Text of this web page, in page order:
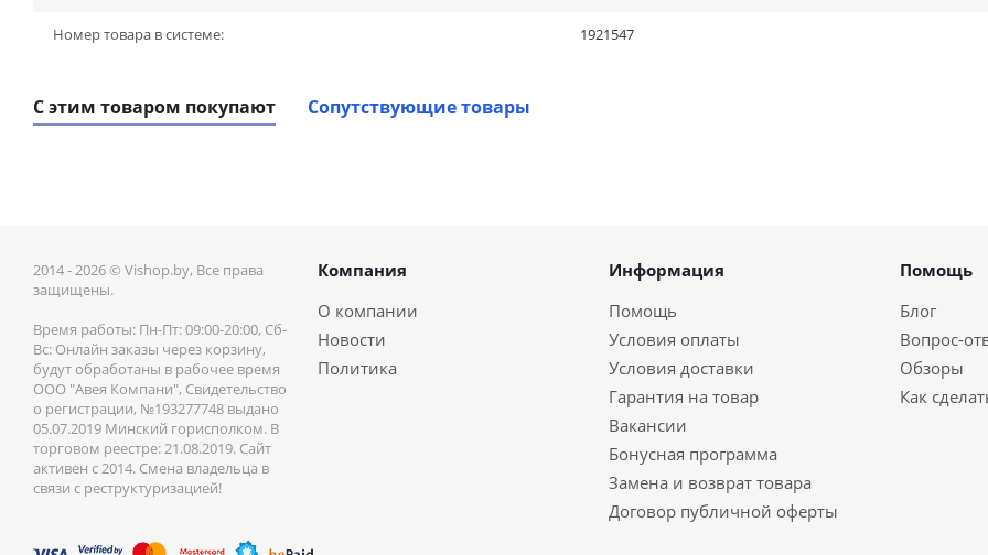
Номер товара в системе: 1921547
С этим товаром покупают Сопутствующие товары
2014 - 2026 © Vishop.by, Все права
защищены.
Время работы: Пн-Пт: 09:00-20:00, Сб-
Вс: Онлайн заказы через корзину,
будут обработаны в рабочее время
ООО "Авея Компани", Свидетельство
о регистрации, №193277748 выдано
05.07.2019 Минский горисполком. В
торговом реестре: 21.08.2019. Сайт
активен с 2014. Смена владельца в
связи с реструктуризацией!
Компания
О компании
Новости
Политика
Информация
Помощь
Условия оплаты
Условия доставки
Гарантия на товар
Вакансии
Бонусная программа
Замена и возврат товара
Договор публичной оферты
Помощь
Блог
Вопрос-
Обзоры
Как